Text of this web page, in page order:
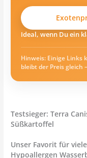
Ideal, wenn Du ein
Hinweis: Einige Links
bleibt der Preis gleich
Testsieger: Terra
Süßkartoffel
Unser Favorit für
Hypoallergen